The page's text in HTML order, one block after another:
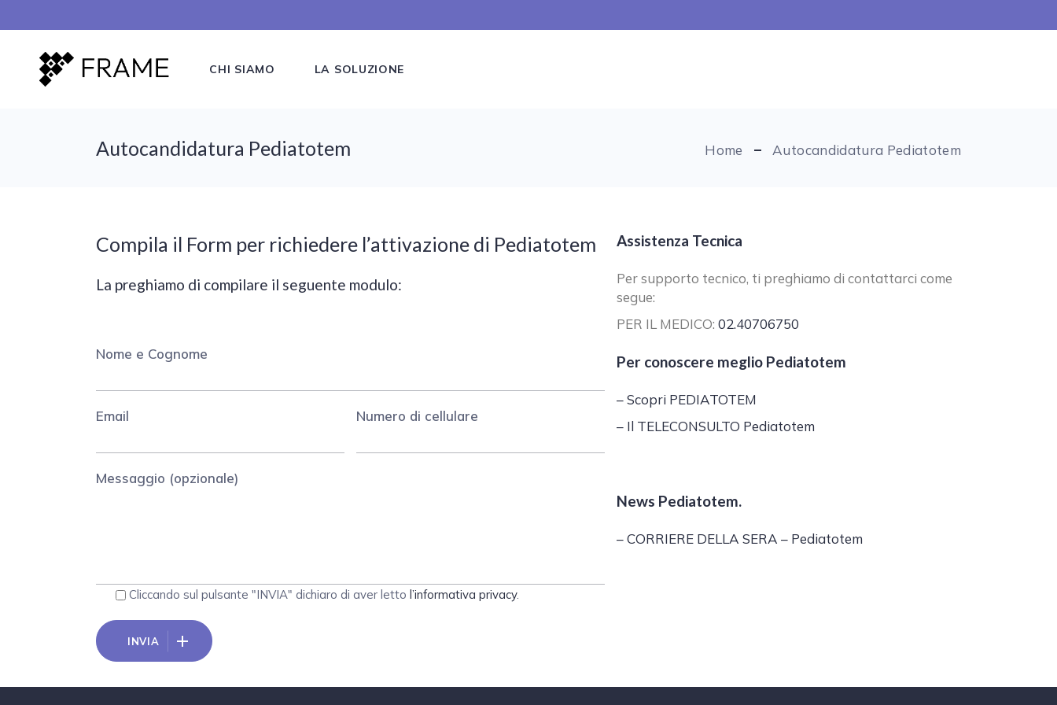
CHI SIAMO LA SOLUZIONE
Autocandidatura Pediatotem Home Autocandidatura Pediatotem
Compila il Form per richiedere l’attivazione di Pediatotem
La preghiamo di compilare il seguente modulo:
Nome e Cognome
email numero di cellulare
messaggio (opzionale)
Cliccando sul pulsante "INVIA" dichiaro di aver lettol’informativa privacy.
INVIA
Assistenza Tecnica
Per supporto tecnico, ti preghiamo di contattarci come
segue:
PER IL MEDICO:02.40706750
Per conoscere meglio Pediatotem
– Scopri PEDIATOTEM
– Il TELECONSULTO Pediatotem
News Pediatotem.
– CORRIERE DELLA SERA – Pediatotem